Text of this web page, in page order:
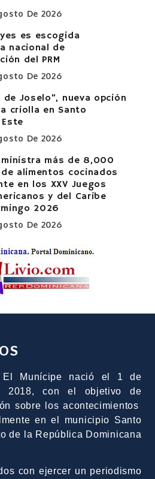
De 2026
es escogida
nacional de
del PRM
De 2026
de Joselo”, nueva opción
criolla en Santo
De 2026
más de 8,000
alimentos cocinados
en los XXV Juegos
y del Caribe
2026
De 2026
El Munícipe nació el 1 de
2018, con el objetivo de
sobre los acontecimientos
en el municipio Santo
de la República Dominicana
con ejercer un periodismo